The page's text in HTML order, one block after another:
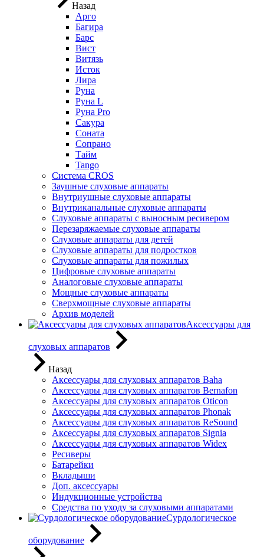
Назад
Арго
Багира
Барс
Вист
Витязь
Исток
Лира
Руна
Руна L
Руна Pro
Сакура
Соната
Сопрано
Тайм
Tango
Система CROS
Заушные слуховые аппараты
Внутриушные слуховые аппараты
Внутриканальные слуховые аппараты
Слуховые аппараты с выносным ресивером
Перезаряжаемые слуховые аппараты
Слуховые аппараты для детей
Слуховые аппараты для подростков
Слуховые аппараты для пожилых
Цифровые слуховые аппараты
Аналоговые слуховые аппараты
Мощные слуховые аппараты
Сверхмощные слуховые аппараты
Архив моделей
Аксессуары для
слуховых аппаратов
Назад
Аксессуары для слуховых аппаратов Baha
Аксессуары для слуховых аппаратов Bernafon
Аксессуары для слуховых аппаратов Oticon
Аксессуары для слуховых аппаратов Phonak
Аксессуары для слуховых аппаратов ReSound
Аксессуары для слуховых аппаратов Signia
Аксессуары для слуховых аппаратов Widex
Ресиверы
Батарейки
Вкладыши
Доп. аксессуары
Индукционные устройства
Средства по уходу за слуховыми аппаратами
Сурдологическое
оборудование